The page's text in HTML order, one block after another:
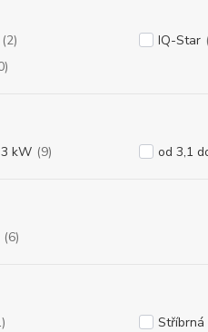
(2) IQ-Star
kW (9) od 3,1
(6)
Stříbrná